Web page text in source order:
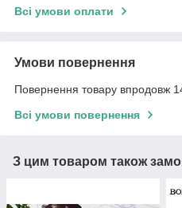
Всі умови оплати
Умови повернення
Повернення товару впродовж
Всі умови повернення
З цим товаром також